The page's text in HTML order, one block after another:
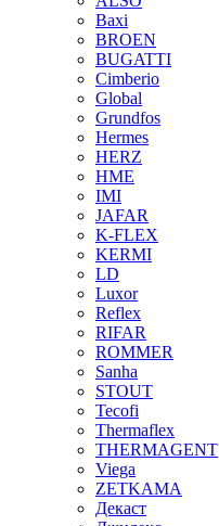
Baxi
BROEN
BUGATTI
Cimberio
Global
Grundfos
Hermes
HERZ
HME
IMI
JAFAR
K-FLEX
KERMI
LD
Luxor
Reflex
RIFAR
ROMMER
Sanha
STOUT
Tecofi
Thermaflex
THERMAGENT
Viega
ZETKAMA
Декаст